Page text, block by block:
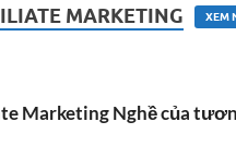
MARKETING XEM
Marketing Nghề của